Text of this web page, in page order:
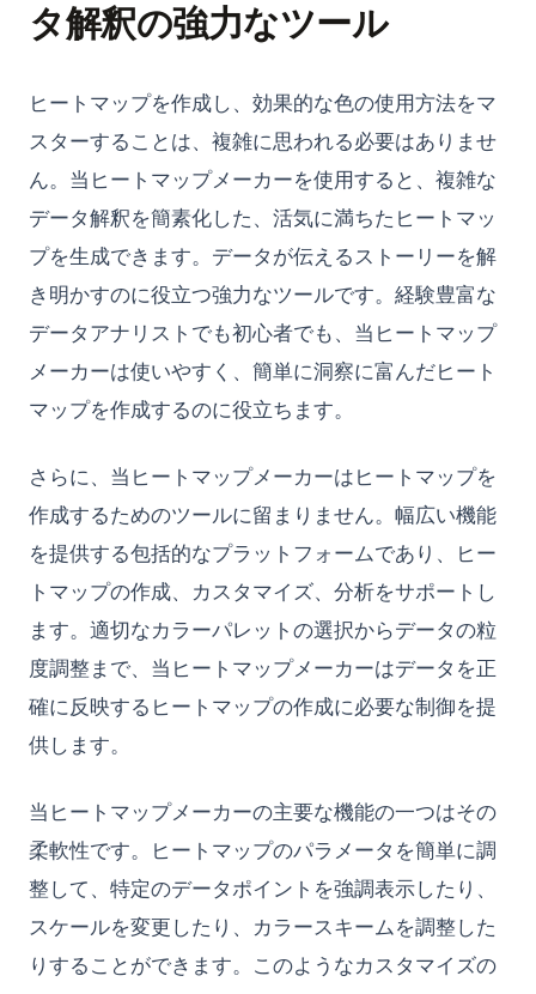
タ解釈の強力なツール
ヒートマップを作成し、効果的な色の使用方法をマ
スターすることは、複雑に思われる必要はありませ
ん。当ヒートマップメーカーを使用すると、複雑な
データ解釈を簡素化した、活気に満ちたヒートマッ
プを生成できます。データが伝えるストーリーを解
き明かすのに役立つ強力なツールです。経験豊富な
データアナリストでも初心者でも、当ヒートマップ
メーカーは使いやすく、簡単に洞察に富んだヒート
マップを作成するのに役立ちます。
さらに、当ヒートマップメーカーはヒートマップを
作成するためのツールに留まりません。幅広い機能
を提供する包括的なプラットフォームであり、ヒー
トマップの作成、カスタマイズ、分析をサポートし
ます。適切なカラーパレットの選択からデータの粒
度調整まで、当ヒートマップメーカーはデータを正
確に反映するヒートマップの作成に必要な制御を提
供します。
当ヒートマップメーカーの主要な機能の一つはその
柔軟性です。ヒートマップのパラメータを簡単に調
整して、特定のデータポイントを強調表示したり、
スケールを変更したり、カラースキームを調整した
りすることができます。このようなカスタマイズの